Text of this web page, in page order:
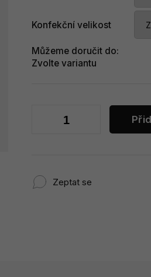
Konfekční velikost
Můžeme doručit do:
Zvolte variantu
Zeptat se